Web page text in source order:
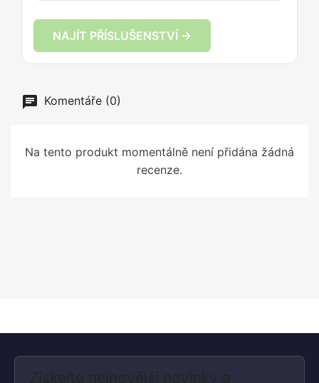
NAJÍT PŘÍSLUŠENSTVÍ →
Komentáře (0)
Na tento produkt momentálně není přidána žádná
recenze.
Získejte nejnovější novinky a